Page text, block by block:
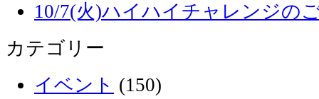
10/7(火)ハイハイチャレンジの
カテゴリー
イベント (150)